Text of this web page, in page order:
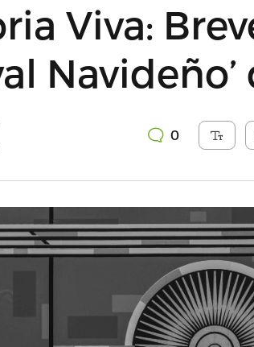
Viva:
Navideño’
0